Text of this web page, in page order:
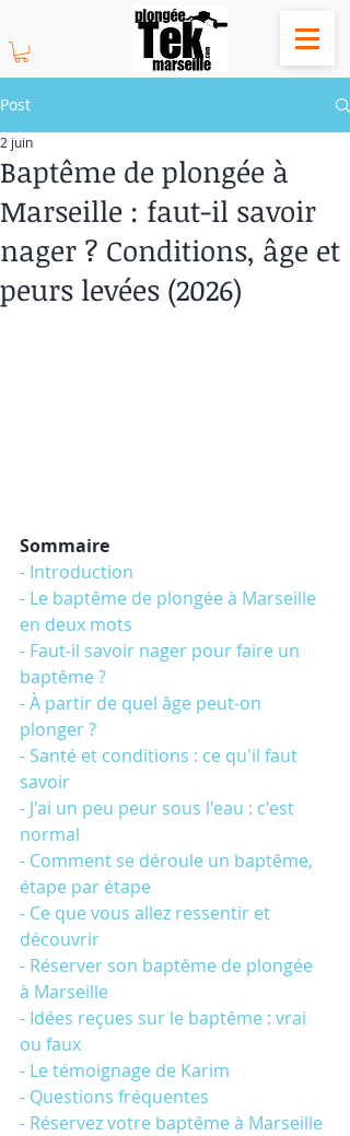
Post
Baptême de plongée à
Marseille : faut-il savoir
nager ? Conditions, âge et
peurs levées (2026)
2 juin
Sommaire
- Introduction
- Le baptême de plongée à Marseille
en deux mots
- Faut-il savoir nager pour faire un
baptême ?
- À partir de quel âge peut-on
plonger ?
- Santé et conditions : ce qu'il faut
savoir
- J'ai un peu peur sous l'eau : c'est
normal
- Comment se déroule un baptême,
étape par étape
- Ce que vous allez ressentir et
découvrir
- Réserver son baptême de plongée
à Marseille
- Idées reçues sur le baptême : vrai
ou faux
- Le témoignage de Karim
- Questions fréquentes
- Réservez votre baptême à Marseille